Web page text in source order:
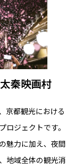
秦映画村
京都観光における
ジェクトです。
魅力に加え、夜間
地域全体の観光消